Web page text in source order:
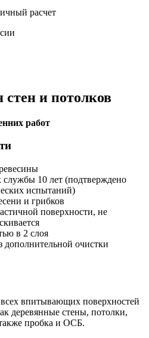
расчет
стен и потолков
работ
10 лет (подтверждено
испытаний)
и грибков
поверхности, не
в 2 слоя
дополнительной очистки
всех впитывающих поверхностей
деревянные стены, потолки,
пробка и ОСБ.